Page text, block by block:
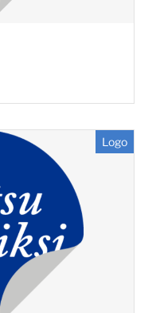
Logo